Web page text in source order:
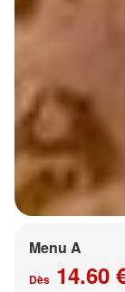
Menu A
Dès 14.60